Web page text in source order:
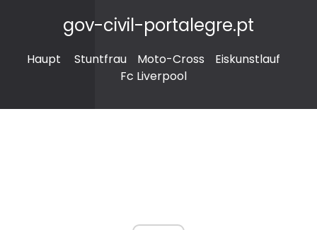
gov-civil-portalegre.pt
Haupt Stuntfrau Moto-Cross
Eiskunstlauf
Fc Liverpool